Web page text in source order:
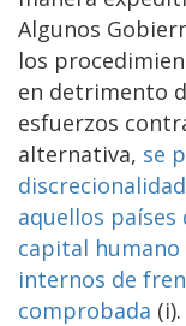
Algunos
los
en detrimento
esfuerzos
alternativa, se
aquellos
capital
internos de
comprobada (i).